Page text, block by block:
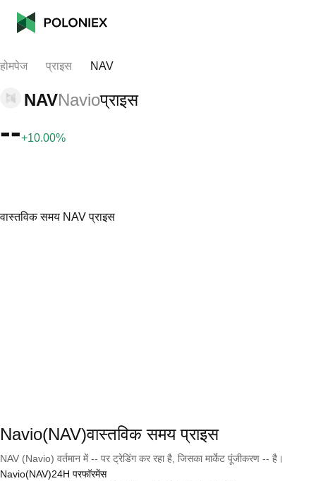
होमपेज प्राइस NAV
NAVNavioप्राइस
--+10.00%
वास्तविक समय NAV प्राइस
Navio(NAV)वास्तविक समय प्राइस
NAV (Navio) वर्तमान में -- पर ट्रेडिंग कर रहा है, जिसका मार्केट पूंजीकरण -- है।
Navio(NAV)24H परफॉरमेंस